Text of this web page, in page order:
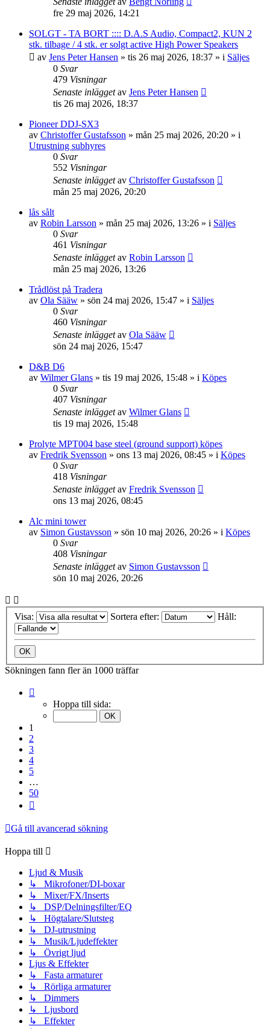
fre 29 maj 2026, 14:21
SOLGT - TA BORT :::: D.A.S Audio, Compact2, KUN 2
stk. tilbage / 4 stk. er solgt active High Power Speakers
av Jens Peter Hansen » tis 26 maj 2026, 18:37 » i Säljes
0 Svar
479 Visningar
Senaste inläggetav Jens Peter Hansen
tis 26 maj 2026, 18:37
Pioneer DDJ-SX3
av Christoffer Gustafsson » mån 25 maj 2026, 20:20 » i
Utrustning subhyres
0 Svar
552 Visningar
Senaste inläggetav Christoffer Gustafsson
mån 25 maj 2026, 20:20
lås sålt
av Robin Larsson » mån 25 maj 2026, 13:26 » i Säljes
0 Svar
461 Visningar
Senaste inläggetav Robin Larsson
mån 25 maj 2026, 13:26
Trådlöst på Tradera
av Ola Sääw » sön 24 maj 2026, 15:47 » i Säljes
0 Svar
460 Visningar
Senaste inläggetav Ola Sääw
sön 24 maj 2026, 15:47
D&B D6
av Wilmer Glans » tis 19 maj 2026, 15:48 » i Köpes
0 Svar
407 Visningar
Senaste inläggetav Wilmer Glans
tis 19 maj 2026, 15:48
Prolyte MPT004 base steel (ground support) köpes
av Fredrik Svensson » ons 13 maj 2026, 08:45 » i Köpes
0 Svar
418 Visningar
Senaste inläggetav Fredrik Svensson
ons 13 maj 2026, 08:45
Alc mini tower
av Simon Gustavsson » sön 10 maj 2026, 20:26 » i Köpes
0 Svar
408 Visningar
Senaste inläggetav Simon Gustavsson
sön 10 maj 2026, 20:26
Visa: Sortera efter: Håll:
Sökningen fann fler än 1000 träffar
Hoppa till sida:
1
2
3
4
5
…
50
Gå till avancerad sökning
Hoppa till
Ljud & Musik
↳ Mikrofoner/DI-boxar
↳ Mixer/FX/Inserts
↳ DSP/Delningsfilter/EQ
↳ Högtalare/Slutsteg
↳ DJ-utrustning
↳ Musik/Ljudeffekter
↳ Övrigt ljud
Ljus & Effekter
↳ Fasta armaturer
↳ Rörliga armaturer
↳ Dimmers
↳ Ljusbord
↳ Effekter